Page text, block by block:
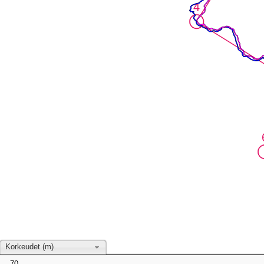
4
4
Korkeudet (m)